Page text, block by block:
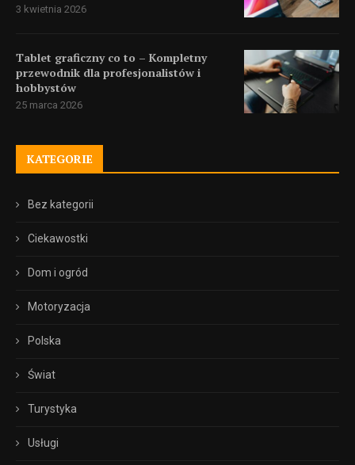
3 kwietnia 2026
Tablet graficzny co to – Kompletny
przewodnik dla profesjonalistów i
hobbystów
25 marca 2026
KATEGORIE
Bez kategorii
Ciekawostki
Dom i ogród
Motoryzacja
Polska
Świat
Turystyka
Usługi